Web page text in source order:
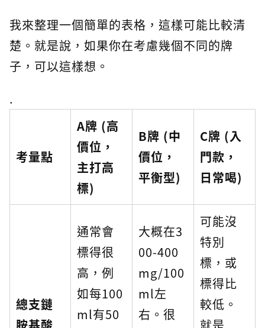
我來整理一個簡單的表格，這樣可能比較清
楚。就是說，如果你在考慮幾個不同的牌
子，可以這樣想。
.
考量點
A牌 (高
價位，
主打高
標)
B牌 (中
價位，
平衡型)
C牌 (入
門款，
日常喝)
總支鏈
通常會
標得很
高，例
如每100
ml有50
大概在3
00-400
mg/100
ml左
右。很
可能沒
特別
標，或
標得比
較低。